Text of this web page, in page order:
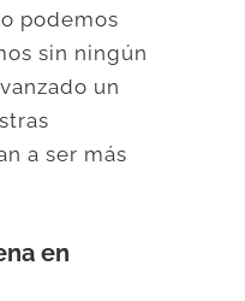
podemos
sin ningún
un
a ser más
en